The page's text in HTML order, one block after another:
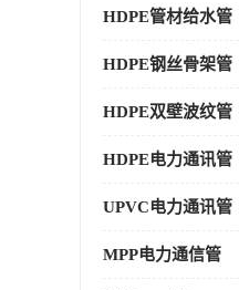
HDPE管材给水管
HDPE钢丝骨架管
HDPE双壁波纹管
HDPE电力通讯管
UPVC电力通讯管
MPP电力通信管